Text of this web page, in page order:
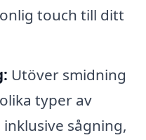
touch till ditt
Utöver smidning
typer av
sågning,